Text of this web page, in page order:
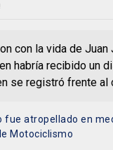
con la vida de Juan
habría recibido un
se registró frente al
fue atropellado en
Motociclismo